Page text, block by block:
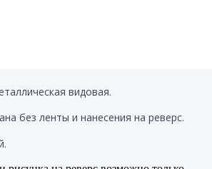
видовая.
без ленты и нанесения на реверс.